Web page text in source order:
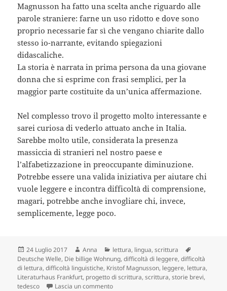
Magnusson ha fatto una scelta anche riguardo alle
parole straniere: farne un uso ridotto e dove sono
proprio necessarie far sì che vengano chiarite dallo
stesso io-narrante, evitando spiegazioni
didascaliche.
La storia è narrata in prima persona da una giovane
donna che si esprime con frasi semplici, per la
maggior parte costituite da un’unica affermazione.
Nel complesso trovo il progetto molto interessante e
sarei curiosa di vederlo attuato anche in Italia.
Sarebbe molto utile, considerata la presenza
massiccia di stranieri nel nostro paese e
l’alfabetizzazione in preoccupante diminuzione.
Potrebbe essere una valida iniziativa per aiutare chi
vuole leggere e incontra difficoltà di comprensione,
magari, potrebbe anche invogliare chi, invece,
semplicemente, legge poco.
Scritto
il
24 Luglio 2017 Autore
Anna Categorie
lettura, lingua,scrittura
Deutsche Welle, Die billige Wohnung,difficoltà di leggere,difficoltà
di lettura,difficoltà linguistiche, Kristof Magnusson, leggere, lettura,
Literaturhaus Frankfurt, progetto di scrittura,scrittura,storie brevi,
tedesco
Lascia un commentosu Scrivere storie semplici: un